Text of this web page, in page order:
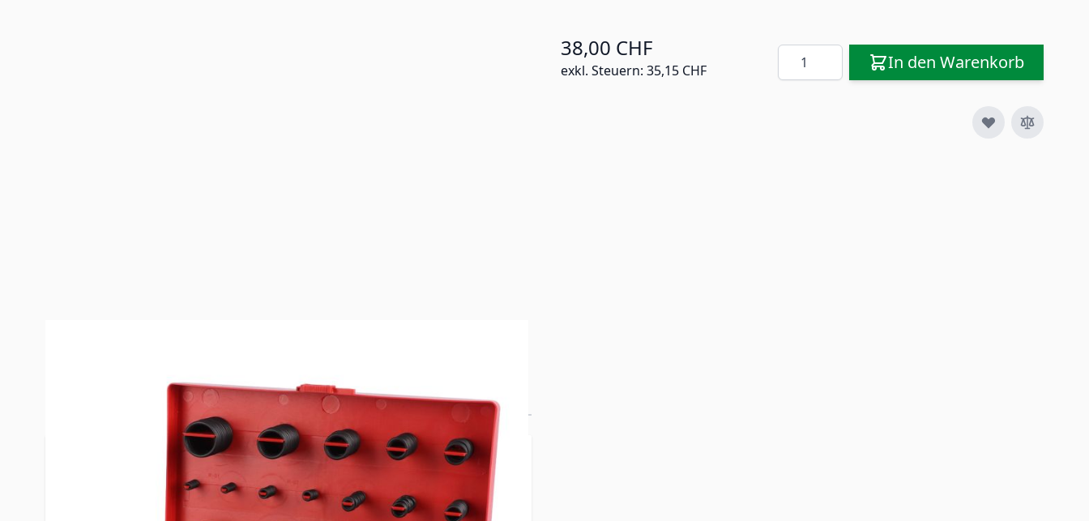
38,00 CHF
exkl. Steuern: 35,15 CHF
Menge In den Warenkorb
Mehr Informationen
1 Stück
Verschiedene